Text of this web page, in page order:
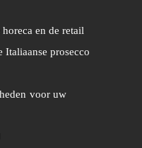
en de retail
prosecco
voor uw